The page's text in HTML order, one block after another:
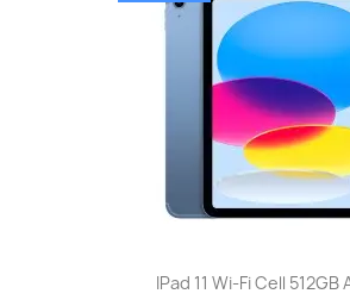
IPad 11 Wi-Fi Cell 512GB